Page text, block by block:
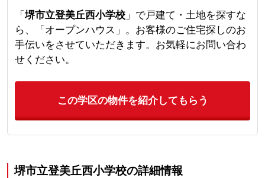
「 堺市立登美丘西小学校」で戸建て・土地を探すな
ら、「オープンハウス」。お客様のご住宅探しのお
手伝いをさせていただきます。お気軽にお問い合わ
せください。
この学区の物件を紹介してもらう
堺市立登美丘西小学校の詳細情報